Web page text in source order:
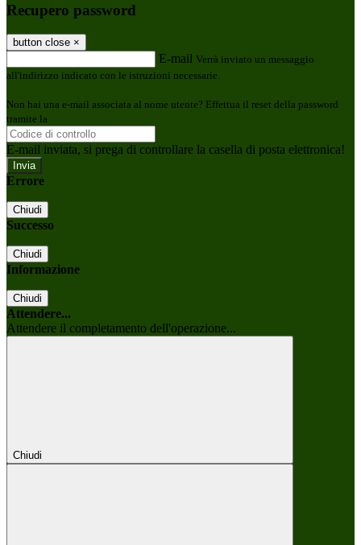
Recupero password
button close ×
E-mail Verrà inviato un messaggio
all'indirizzo indicato con le istruzioni necessarie.
Non hai una e-mail associata al nome utente? Effettua il reset della password
tramite la
E-mail inviata, si prega di controllare la casella di posta elettronica!
Errore
Chiudi
Successo
Chiudi
Informazione
Chiudi
Attendere...
Attendere il completamento dell'operazione...
Chiudi